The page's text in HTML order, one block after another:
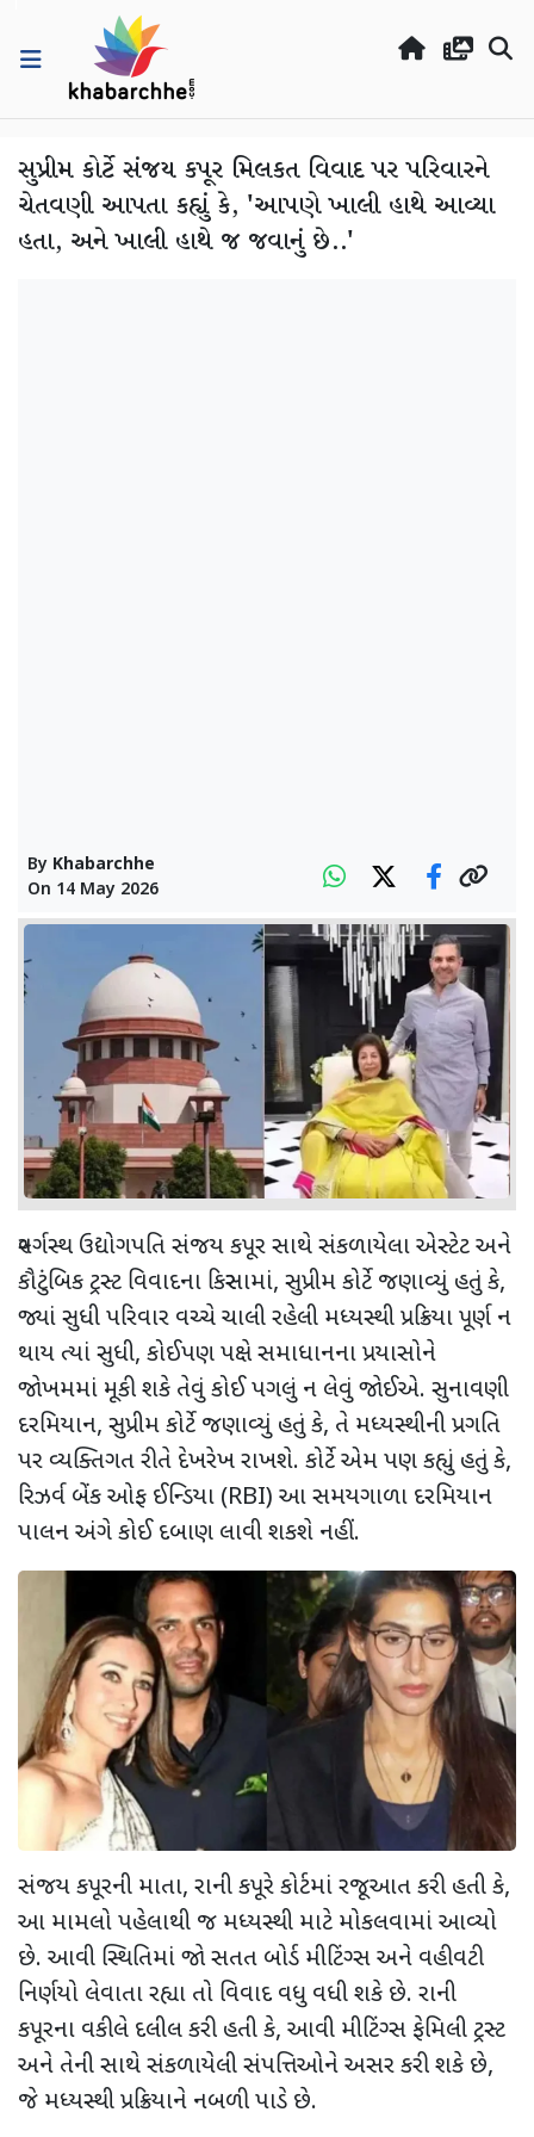
સુપ્રીમ કોર્ટે સંજય કપૂર મિલકત વિવાદ પર પરિવારને
ચેતવણી આપતા કહ્યું કે, 'આપણે ખાલી હાથે આવ્યા
હતા, અને ખાલી હાથે જ જવાનું છે..'
By Khabarchhe
On 14 May 2026
સ્વર્ગસ્થ ઉદ્યોગપતિ સંજય કપૂર સાથે સંકળાયેલા એસ્ટેટ અને
કૌટુંબિક ટ્રસ્ટ વિવાદના કિસ્સામાં, સુપ્રીમ કોર્ટે જણાવ્યું હતું કે,
જ્યાં સુધી પરિવાર વચ્ચે ચાલી રહેલી મધ્યસ્થી પ્રક્રિયા પૂર્ણ ન
થાય ત્યાં સુધી, કોઈપણ પક્ષે સમાધાનના પ્રયાસોને
જોખમમાં મૂકી શકે તેવું કોઈ પગલું ન લેવું જોઈએ. સુનાવણી
દરમિયાન, સુપ્રીમ કોર્ટે જણાવ્યું હતું કે, તે મધ્યસ્થીની પ્રગતિ
પર વ્યક્તિગત રીતે દેખરેખ રાખશે. કોર્ટે એમ પણ કહ્યું હતું કે,
રિઝર્વ બેંક ઓફ ઈન્ડિયા (RBI) આ સમયગાળા દરમિયાન
પાલન અંગે કોઈ દબાણ લાવી શકશે નહીં.
સંજય કપૂરની માતા, રાની કપૂરે કોર્ટમાં રજૂઆત કરી હતી કે,
આ મામલો પહેલાથી જ મધ્યસ્થી માટે મોકલવામાં આવ્યો
છે. આવી સ્થિતિમાં જો સતત બોર્ડ મીટિંગ્સ અને વહીવટી
નિર્ણયો લેવાતા રહ્યા તો વિવાદ વધુ વધી શકે છે. રાની
કપૂરના વકીલે દલીલ કરી હતી કે, આવી મીટિંગ્સ ફેમિલી ટ્રસ્ટ
અને તેની સાથે સંકળાયેલી સંપત્તિઓને અસર કરી શકે છે,
જે મધ્યસ્થી પ્રક્રિયાને નબળી પાડે છે.